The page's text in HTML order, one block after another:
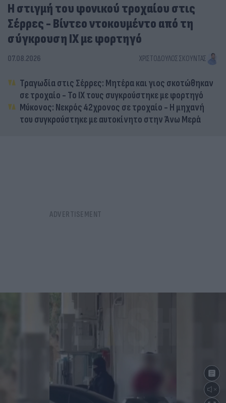
Η στιγμή του φονικού τροχαίου στις
Σέρρες - Βίντεο ντοκουμέντο από τη
σύγκρουση ΙΧ με φορτηγό
07.08.2026 ΧΡΙΣΤΌΔΟΥΛΟΣ ΣΚΟΎΝΤΑΣ
Τραγωδία στις Σέρρες: Μητέρα και γιος σκοτώθηκαν
σε τροχαίο - Το ΙΧ τους συγκρούστηκε με φορτηγό
Μύκονος: Νεκρός 42χρονος σε τροχαίο - Η μηχανή
του συγκρούστηκε με αυτοκίνητο στην Άνω Μερά